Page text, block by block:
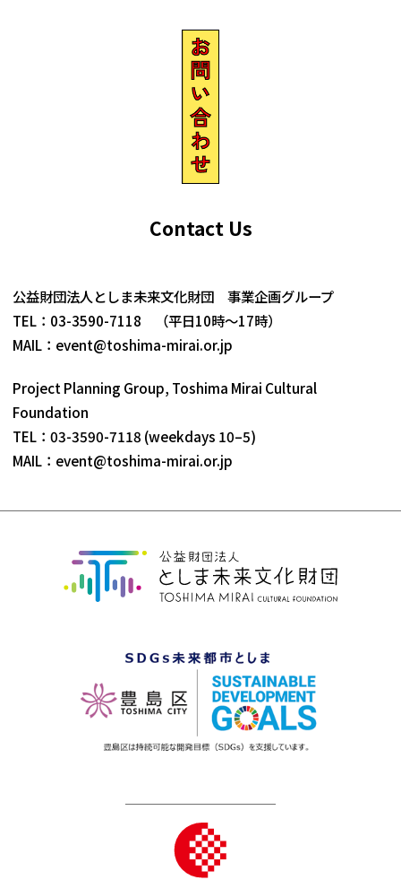
公益財団法人としま未来文化財団 事業企画グループ
TEL：03-3590-7118 （平日10時～17時）
MAIL： event@toshima-mirai.or.jp
Project Planning Group, Toshima Mirai Cultural
Foundation
TEL：03-3590-7118 (weekdays 10–5)
MAIL： event@toshima-mirai.or.jp